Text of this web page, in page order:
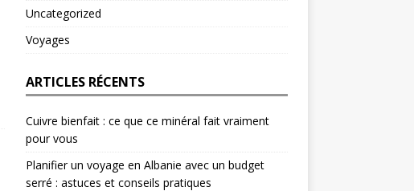
Uncategorized
Voyages
ARTICLES RÉCENTS
Cuivre bienfait : ce que ce minéral fait vraiment
pour vous
Planifier un voyage en Albanie avec un budget
serré : astuces et conseils pratiques